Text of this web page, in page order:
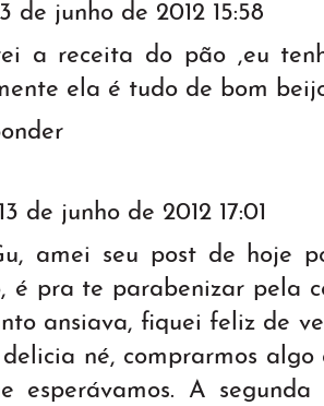
de junho de 2012 15:58
a receita do pão ,eu
ela é tudo de bom
13 de junho de 2012 17:01
amei seu post de hoje
é pra te parabenizar pela
ansiava, fiquei feliz de
né, comprarmos algo
esperávamos. A